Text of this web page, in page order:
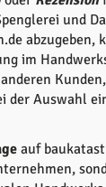
und
abzugeben,
im
der Auswahl
auf